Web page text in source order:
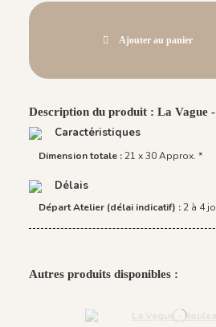
Ajouter au panier
Description du produit : La Vague
Caractéristiques
Dimension totale :21 x 30 Approx. *
Délais
Départ Atelier (délai indicatif) :2 à 4
Autres produits disponibles :